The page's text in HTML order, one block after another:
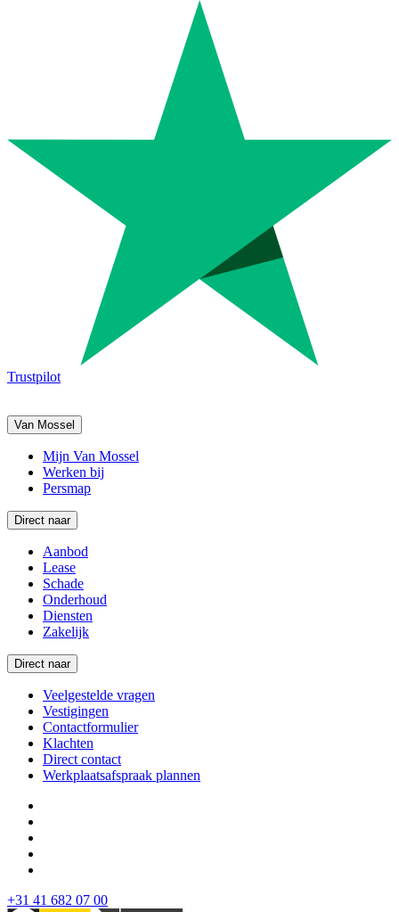
Trustpilot
Van Mossel
Mijn Van Mossel
Werken bij
Persmap
Direct naar
Aanbod
Lease
Schade
Onderhoud
Diensten
Zakelijk
Direct naar
Veelgestelde vragen
Vestigingen
Contactformulier
Klachten
Direct contact
Werkplaatsafspraak plannen
+31 41 682 07 00